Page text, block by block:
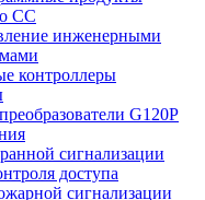
CC
инженерными
контроллеры
G120P
сигнализации
доступа
сигнализации